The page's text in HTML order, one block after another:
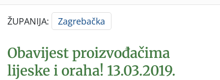
ŽUPANIJA: Zagrebačka
Obavijest proizvođačima
lijeske i oraha! 13.03.2019.